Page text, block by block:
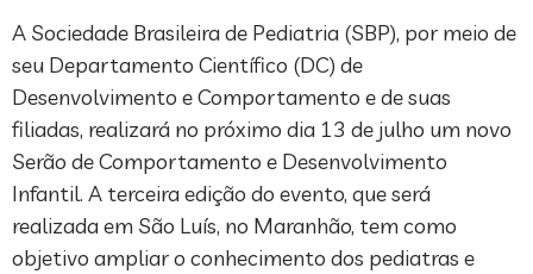
A Sociedade Brasileira de Pediatria (SBP), por meio de
seu Departamento Científico (DC) de
Desenvolvimento e Comportamento e de suas
filiadas, realizará no próximo dia 13 de julho um novo
Serão de Comportamento e Desenvolvimento
Infantil. A terceira edição do evento, que será
realizada em São Luís, no Maranhão, tem como
objetivo ampliar o conhecimento dos pediatras e